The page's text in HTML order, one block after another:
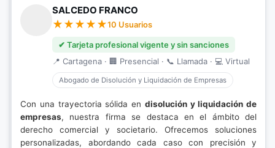
SALCEDO FRANCO
10 Usuarios
✔ Tarjeta profesional vigente y sin sanciones
📍 Cartagena · 🏢 Presencial · 📞 Llamada · 💻 Virtual
Abogado de Disolución y Liquidación de Empresas
Con una trayectoria sólida en disolución y liquidación de
empresas, nuestra firma se destaca en el ámbito del
derecho comercial y societario. Ofrecemos soluciones
personalizadas, abordando cada caso con precisión y